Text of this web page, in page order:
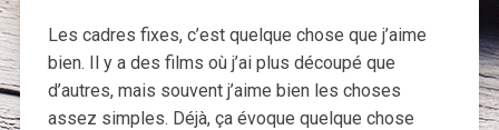
Les cadres fixes, c’est quelque chose que j’aime
bien. Il y a des films où j’ai plus découpé que
d’autres, mais souvent j’aime bien les choses
assez simples. Déjà, ça évoque quelque chose